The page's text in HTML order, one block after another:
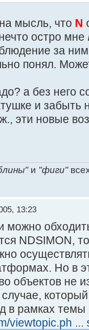
мысль, что N
остро мне
за
понял.
а без него
и забыть
эти новые
и "фиги"
13:23
можно
NDSIMON,
Но в
объектов не
в рамках темы
viewtopic.ph ...